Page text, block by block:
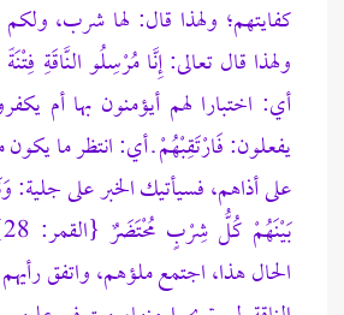
كفايتهم؛ ولهذا قال: لها شرب،
أي: اختبارا لهم أيؤمنون بها أم
يفعلون: فَارْتَقِبْهُمْ ـ أي: انتظر ما
على أذاهم، فسيأتيك الخبر علىجلية:
الحال هذا، اجتمع ملؤهم، واتفق